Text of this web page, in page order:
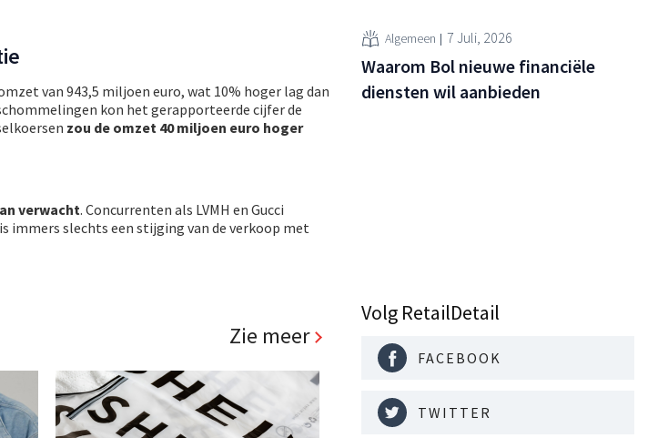
van 943,5 miljoen euro, wat 10% hoger lag dan
kon het gerapporteerde cijfer de
zou de omzet 40 miljoen euro hoger
verwacht. Concurrenten als LVMH en Gucci
immers slechts een stijging van de verkoop met
Zie meer
Algemeen 7 Juli, 2026
Waarom Bol nieuwe financiële
diensten wil aanbieden
Volg RetailDetail
FACEBOOK
TWITTER